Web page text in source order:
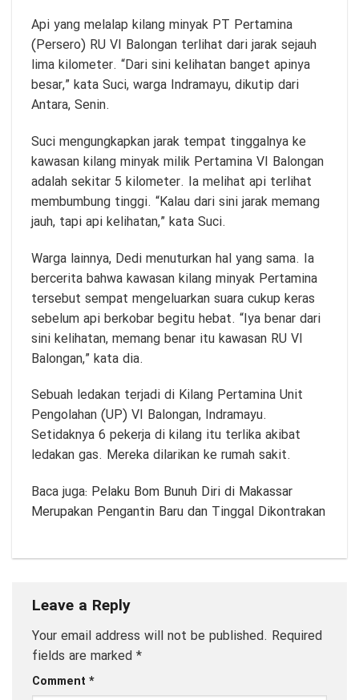
Api yang melalap kilang minyak PT Pertamina
(Persero) RU VI Balongan terlihat dari jarak sejauh
lima kilometer. “Dari sini kelihatan banget apinya
besar,” kata Suci, warga Indramayu, dikutip dari
Antara, Senin.
Suci mengungkapkan jarak tempat tinggalnya ke
kawasan kilang minyak milik Pertamina VI Balongan
adalah sekitar 5 kilometer. Ia melihat api terlihat
membumbung tinggi. “Kalau dari sini jarak memang
jauh, tapi api kelihatan,” kata Suci.
Warga lainnya, Dedi menuturkan hal yang sama. Ia
bercerita bahwa kawasan kilang minyak Pertamina
tersebut sempat mengeluarkan suara cukup keras
sebelum api berkobar begitu hebat. “Iya benar dari
sini kelihatan, memang benar itu kawasan RU VI
Balongan,” kata dia.
Sebuah ledakan terjadi di Kilang Pertamina Unit
Pengolahan (UP) VI Balongan, Indramayu.
Setidaknya 6 pekerja di kilang itu terlika akibat
ledakan gas. Mereka dilarikan ke rumah sakit.
Baca juga: Pelaku Bom Bunuh Diri di Makassar
Merupakan Pengantin Baru dan Tinggal Dikontrakan
Leave a Reply
Your email address will not be published. Required
fields are marked *
Comment *